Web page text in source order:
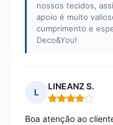
nossos tecidos,
apoio é muito
cumprimento e
Deco&You!
L
LINEANZ S.
Nota: 4 em 5
Boa atenção ao